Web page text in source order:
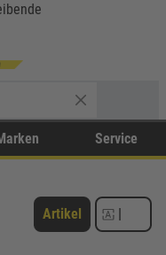
Service
Artikel |